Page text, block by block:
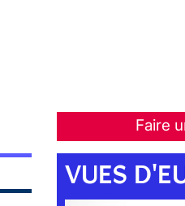
Faire
VUES